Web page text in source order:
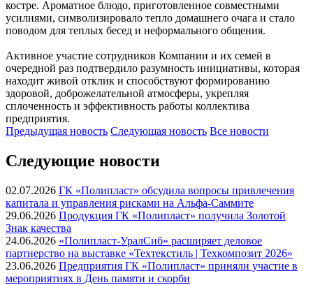
костре. Ароматное блюдо, приготовленное совместными
усилиями, символизировало тепло домашнего очага и стало
поводом для теплых бесед и неформального общения.
Активное участие сотрудников Компании и их семей в
очередной раз подтвердило разумность инициативы, которая
находит живой отклик и способствуют формированию
здоровой, доброжелательной атмосферы, укрепляя
сплоченность и эффективность работы коллектива
предприятия.
Предыдущая новость Следующая новость Все новости
Следующие новости
02.07.2026 ГК «Полипласт» обсудила вопросы привлечения
капитала и управления рисками на Альфа-Саммите
29.06.2026 Продукция ГК «Полипласт» получила Золотой
Знак качества
24.06.2026 «Полипласт-УралСиб» расширяет деловое
партнерство на выставке «Техтекстиль | Техкомпозит 2026»
23.06.2026 Предприятия ГК «Полипласт» приняли участие в
мероприятиях в День памяти и скорби